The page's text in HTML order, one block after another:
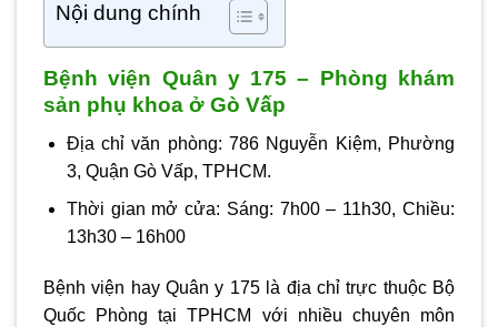
Nội dung chính
Bệnh viện Quân y 175 – Phòng khám
sản phụ khoa ở Gò Vấp
Địa chỉ văn phòng: 786 Nguyễn Kiệm, Phường
3, Quận Gò Vấp, TPHCM.
Thời gian mở cửa: Sáng: 7h00 – 11h30, Chiều:
13h30 – 16h00
Bệnh viện hay Quân y 175 là địa chỉ trực thuộc Bộ
Quốc Phòng tại TPHCM với nhiều chuyên môn